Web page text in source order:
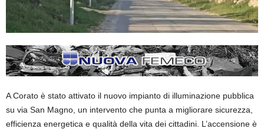
A Corato è stato attivato il nuovo impianto di illuminazione pubblica
su via San Magno, un intervento che punta a migliorare sicurezza,
efficienza energetica e qualità della vita dei cittadini. L’accensione è